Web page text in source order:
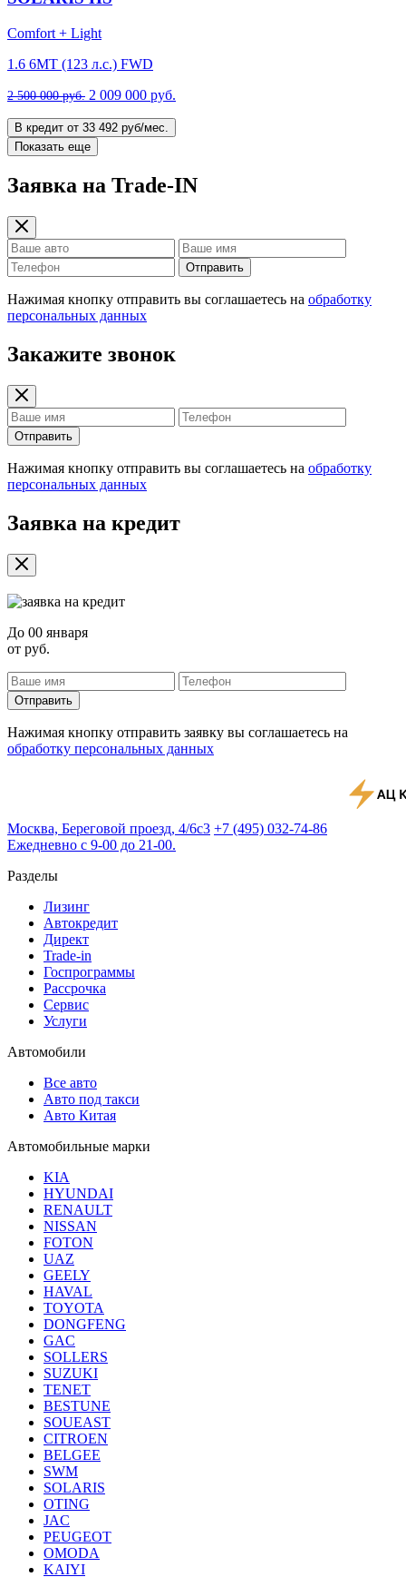
Comfort + Light
1.6 6MT (123 л.с.) FWD
2 500 000 руб. 2 009 000 руб.
В кредит от 33 492 руб/мес.
Показать еще
Заявка на Trade-IN
Отправить
Нажимая кнопку отправить вы соглашаетесь на обработку
персональных данных
Закажите звонок
Отправить
Нажимая кнопку отправить вы соглашаетесь на обработку
персональных данных
Заявка на кредит
До 00 января
от руб.
Отправить
Нажимая кнопку отправить заявку вы соглашаетесь на
обработку персональных данных
Москва, Береговой проезд, 4/6с3 +7 (495) 032-74-86
Ежедневно с 9-00 до 21-00.
Разделы
Лизинг
Автокредит
Директ
Trade-in
Госпрограммы
Рассрочка
Сервис
Услуги
Автомобили
Все авто
Авто под такси
Авто Китая
Автомобильные марки
KIA
HYUNDAI
RENAULT
NISSAN
FOTON
UAZ
GEELY
HAVAL
TOYOTA
DONGFENG
GAC
SOLLERS
SUZUKI
TENET
BESTUNE
SOUEAST
CITROEN
BELGEE
SWM
SOLARIS
OTING
JAC
PEUGEOT
OMODA
KAIYI